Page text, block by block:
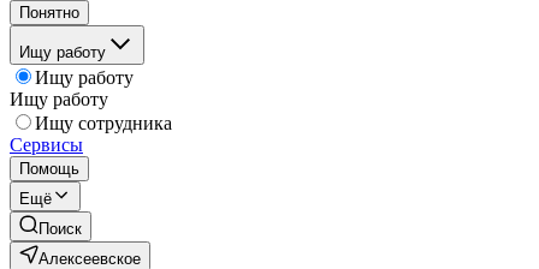
Понятно
Ищу работу
Ищу работу
Ищу работу
Ищу сотрудника
Сервисы
Помощь
Ещё
Поиск
Алексеевское